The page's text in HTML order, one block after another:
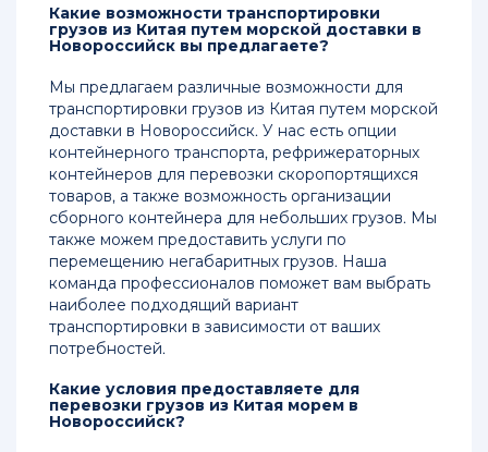
Какие возможности транспортировки
грузов из Китая путем морской доставки в
Новороссийск вы предлагаете?
Мы предлагаем различные возможности для
транспортировки грузов из Китая путем морской
доставки в Новороссийск. У нас есть опции
контейнерного транспорта, рефрижераторных
контейнеров для перевозки скоропортящихся
товаров, а также возможность организации
сборного контейнера для небольших грузов. Мы
также можем предоставить услуги по
перемещению негабаритных грузов. Наша
команда профессионалов поможет вам выбрать
наиболее подходящий вариант
транспортировки в зависимости от ваших
потребностей.
Какие условия предоставляете для
перевозки грузов из Китая морем в
Новороссийск?